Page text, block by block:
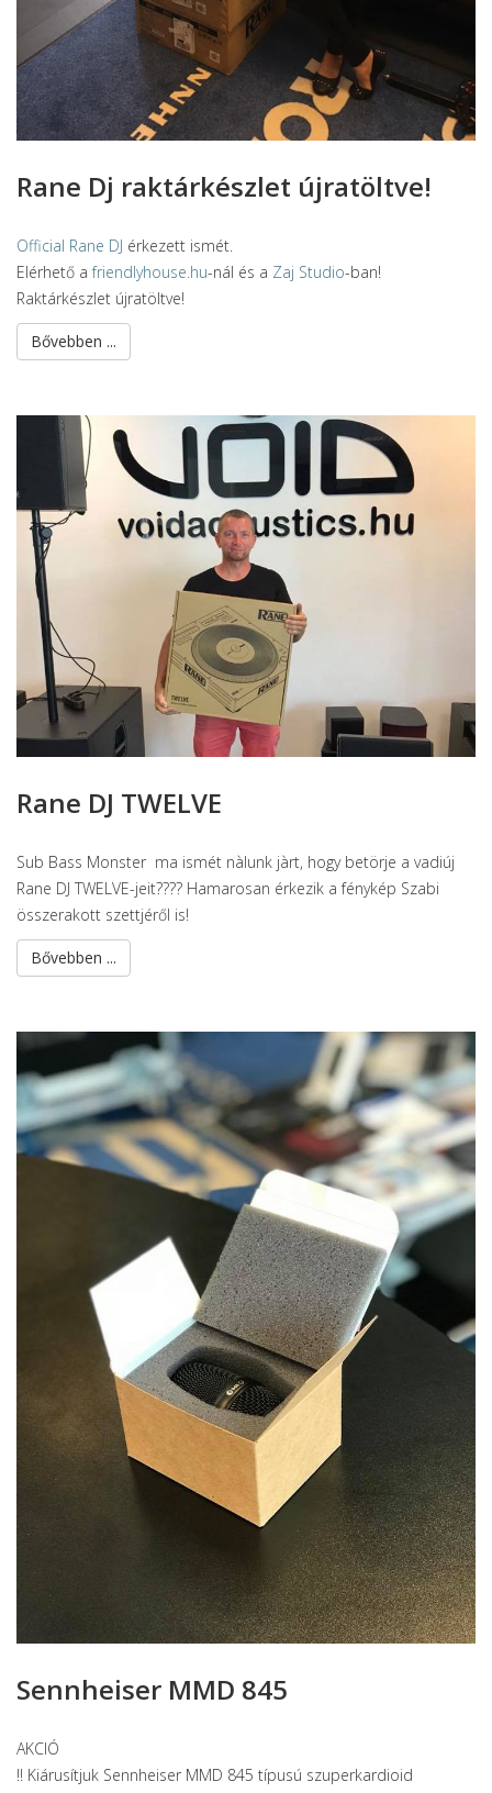
Rane Dj raktárkészlet újratöltve!
Official Rane DJ érkezett ismét.
Elérhető afriendlyhouse.hu-nál és a Zaj Studio-ban!
Raktárkészlet újratöltve!
Bővebben ...
Rane DJ TWELVE
Sub Bass Monster ma ismét nàlunk jàrt, hogy betörje a vadiúj
Rane DJ TWELVE-jeit???? Hamarosan érkezik a fénykép Szabi
összerakott szettjéről is!
Bővebben ...
Sennheiser MMD 845
AKCIÓ
‼️ Kiárusítjuk Sennheiser MMD 845 típusú szuperkardioid